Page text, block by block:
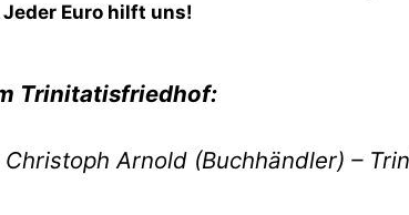
Euro hilft uns!
Trinitatisfriedhof:
Christoph Arnold (Buchhändler) –